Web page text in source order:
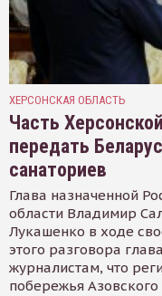
ХЕРСОНСКАЯ ОБЛАСТЬ
Часть
передать
санаториев
Глава назначенной
области Владимир
Лукашенко в ходе
этого разговора
журналистам, что
побережья